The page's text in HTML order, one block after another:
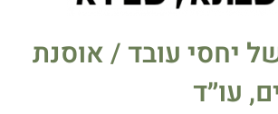
יחסי עובד / אוסנת
עו״ד